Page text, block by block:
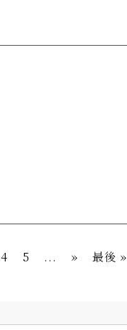
4 5 ... » 最後 »